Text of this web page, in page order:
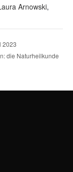
Arnowski,
2023
die Naturheilkunde